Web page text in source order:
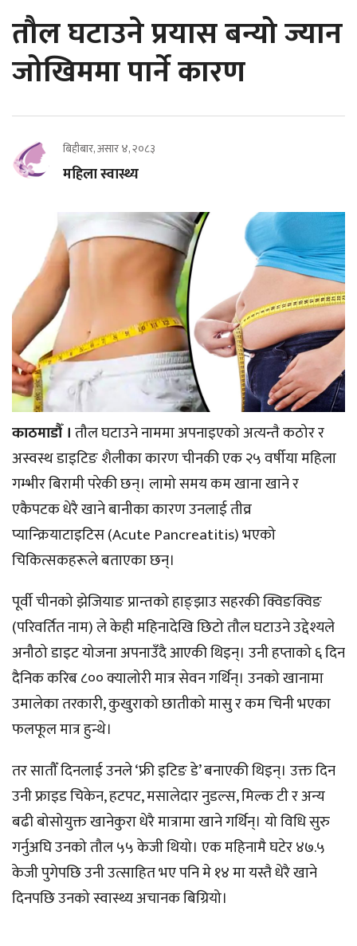
तौल घटाउने प्रयास बन्यो ज्यान
जोखिममा पार्ने कारण
बिहीबार, असार ४, २०८३
महिला स्वास्थ्य
काठमाडौँ ।तौल घटाउने नाममा अपनाइएको अत्यन्तै कठोर र
अस्वस्थ डाइटिङ शैलीका कारण चीनकी एक २५ वर्षीया महिला
गम्भीर बिरामी परेकी छन्। लामो समय कम खाना खाने र
एकैपटक धेरै खाने बानीका कारण उनलाई तीव्र
प्यान्क्रियाटाइटिस (Acute Pancreatitis) भएको
चिकित्सकहरूले बताएका छन्।
पूर्वी चीनको झेजियाङ प्रान्तको हाङ्झाउ सहरकी क्विङक्विङ
(परिवर्तित नाम) ले केही महिनादेखि छिटो तौल घटाउने उद्देश्यले
अनौठो डाइट योजना अपनाउँदै आएकी थिइन्। उनी हप्ताको ६ दिन
दैनिक करिब ८०० क्यालोरी मात्र सेवन गर्थिन्। उनको खानामा
उमालेका तरकारी, कुखुराको छातीको मासु र कम चिनी भएका
फलफूल मात्र हुन्थे।
तर सातौँ दिनलाई उनले ‘फ्री इटिङ डे’ बनाएकी थिइन्। उक्त दिन
उनी फ्राइड चिकेन, हटपट, मसालेदार नुडल्स, मिल्क टी र अन्य
बढी बोसोयुक्त खानेकुरा धेरै मात्रामा खाने गर्थिन्। यो विधि सुरु
गर्नुअघि उनको तौल ५५ केजी थियो। एक महिनामै घटेर ४७.५
केजी पुगेपछि उनी उत्साहित भए पनि मे १४ मा यस्तै धेरै खाने
दिनपछि उनको स्वास्थ्य अचानक बिग्रियो।